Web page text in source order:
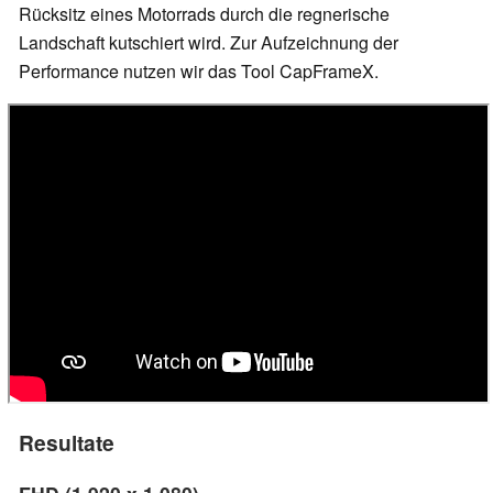
Rücksitz eines Motorrads durch die regnerische
Landschaft kutschiert wird. Zur Aufzeichnung der
Performance nutzen wir das Tool CapFrameX.
Resultate